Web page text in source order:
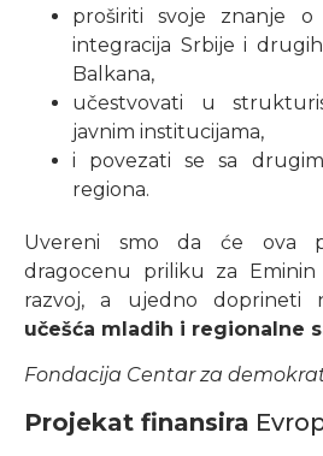
proširiti svoje znanje o
integracija Srbije i
Balkana,
učestvovati u
javnim institucijama,
i povezati se sa
regiona.
Uvereni smo da će ova
dragocenu priliku za
razvoj, a ujedno doprineti
učešća mladih i regionalne
Fondacija Centar za
Projekat finansira